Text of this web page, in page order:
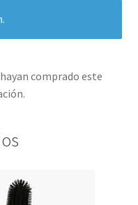
comprado este